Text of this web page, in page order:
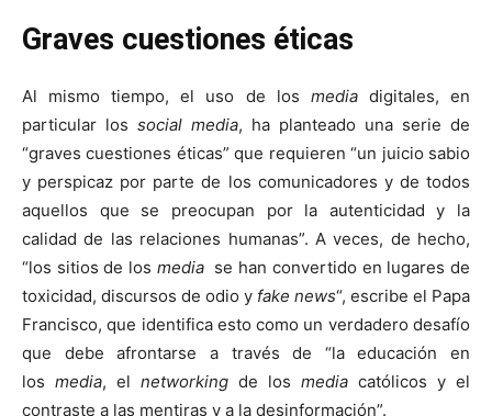
Graves cuestiones éticas
Al mismo tiempo, el uso de los mediadigitales, en
particular los social media, ha planteado una serie de
“graves cuestiones éticas” que requieren “un juicio sabio
y perspicaz por parte de los comunicadores y de todos
aquellos que se preocupan por la autenticidad y la
calidad de las relaciones humanas”. A veces, de hecho,
“los sitios de los mediase han convertido en lugares de
toxicidad, discursos de odio y fake news“, escribe el Papa
Francisco, que identifica esto como un verdadero desafío
que debe afrontarse a través de “la educación en
los media, el networking de los media católicos y el
contraste a las mentiras y a la desinformación”.